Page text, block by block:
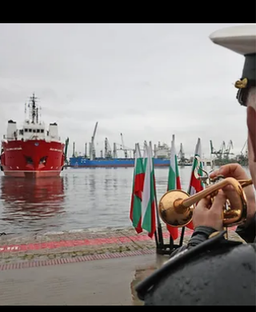
безвизно патување на САД. 🤝🏻За време
на разговорите беше констатирана
значителниот напредок на Бугарија. 📉
Бугарија продолжува да работи на
исполнување на сите услови за
вклучување во Програмата, меѓу кои е и
критериумот за постигнување стапка на
одбивање при издавање турист